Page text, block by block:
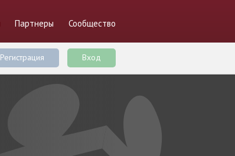
Партнеры Сообщество
Регистрация Вход